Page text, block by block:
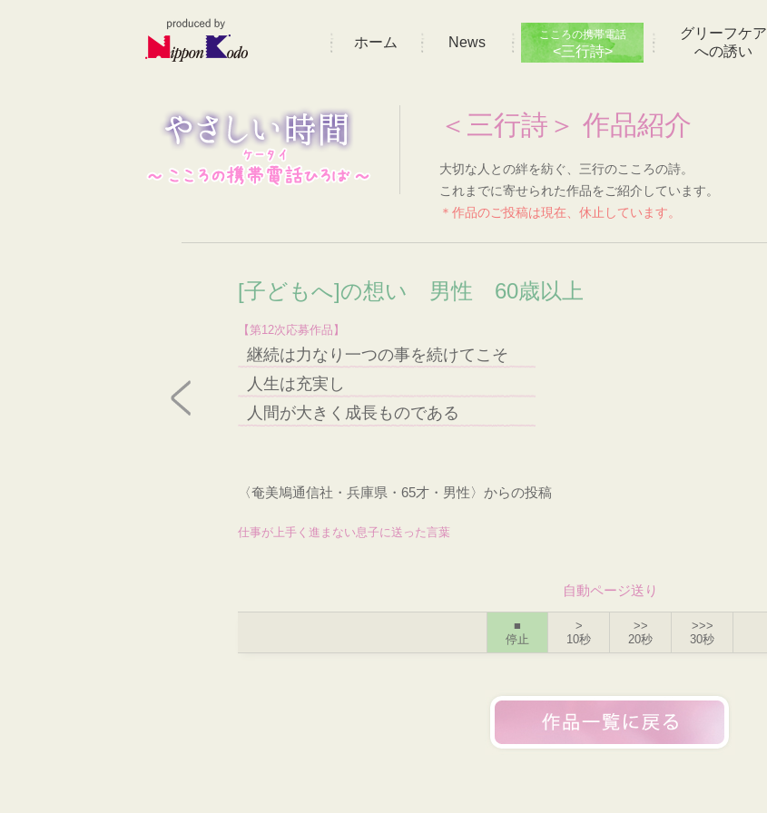
ホーム News こころの携帯電話
<三行詩>
グリーフケア
への誘い
＜三行詩＞ 作品紹介
大切な人との絆を紡ぐ、三行のこころの詩。
これまでに寄せられた作品をご紹介しています。
＊作品のご投稿は現在、休止しています。
[子どもへ]の想い 男性 60歳以上
【第12次応募作品】
継続は力なり一つの事を続けてこそ
人生は充実し
人間が大きく成長ものである
〈奄美鳩通信社・兵庫県・65才・男性〉からの投稿
仕事が上手く進まない息子に送った言葉
自動ページ送り
■
停止
>
10秒
>>
20秒
>>>
30秒